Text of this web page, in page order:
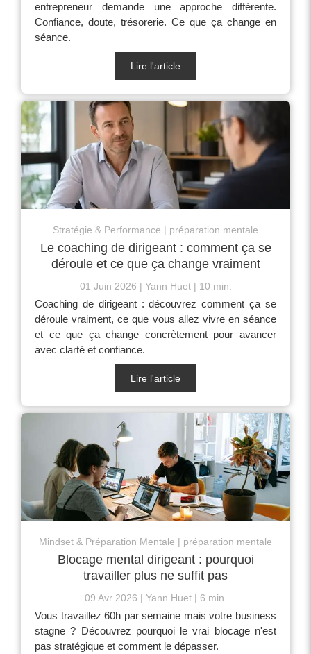
entrepreneur demande une approche différente.
Confiance, doute, trésorerie. Ce que ça change en
séance.
Lire l'article
Stratégie & Performance préparation mentale
Le coaching de dirigeant : comment ça se
déroule et ce que ça change vraiment
01 Juin 2026 Yann Huet 10 min.
Coaching de dirigeant : découvrez comment ça se
déroule vraiment, ce que vous allez vivre en séance
et ce que ça change concrètement pour avancer
avec clarté et confiance.
Lire l'article
Mindset & Préparation Mentale préparation mentale
Blocage mental dirigeant : pourquoi
travailler plus ne suffit pas
09 Avr 2026 Yann Huet 6 min.
Vous travaillez 60h par semaine mais votre business
stagne ? Découvrez pourquoi le vrai blocage n'est
pas stratégique et comment le dépasser.